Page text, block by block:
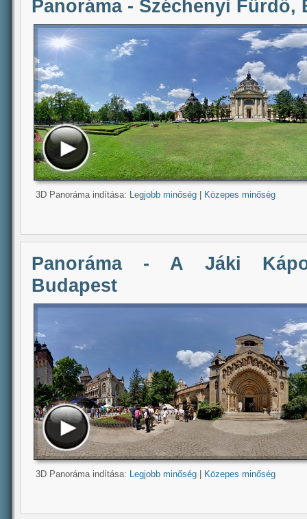
Panoráma - Széchenyi Fürdő,
3D Panoráma indítása: Legjobb minőség Közepes minőség
Panoráma - A Jáki
Budapest
3D Panoráma indítása: Legjobb minőség Közepes minőség